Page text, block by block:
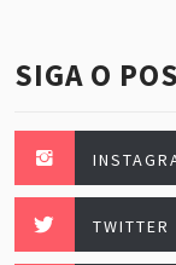
SIGA O
TWITTER